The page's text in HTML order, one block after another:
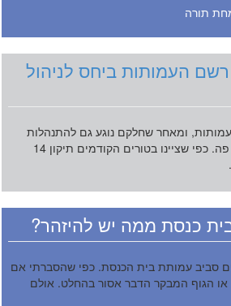
תורה
העמותות ביחס לניהול
ומאחר שחלקם נוגע גם להתנהלות
התקינה של בית הכנסת יש מן הצורך להביאם פה. כפי שציינו בטורים הקודמים תיקון 14
כנסת ממה יש להיזהר?
סביב עמותת בית הכנסת. כפי שהסברתי אם
הגוף המבקר הדבר אסור בהחלט. אולם